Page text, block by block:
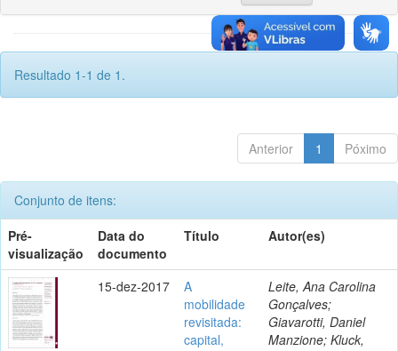
Resultado 1-1 de 1.
Anterior 1 Póximo
Conjunto de itens:
Pré-
visualização
Data do
documento
Título Autor(es)
15-dez-2017
A
mobilidade
revisitada:
capital,
Leite, Ana Carolina
Gonçalves;
Giavarotti, Daniel
Manzione; Kluck,